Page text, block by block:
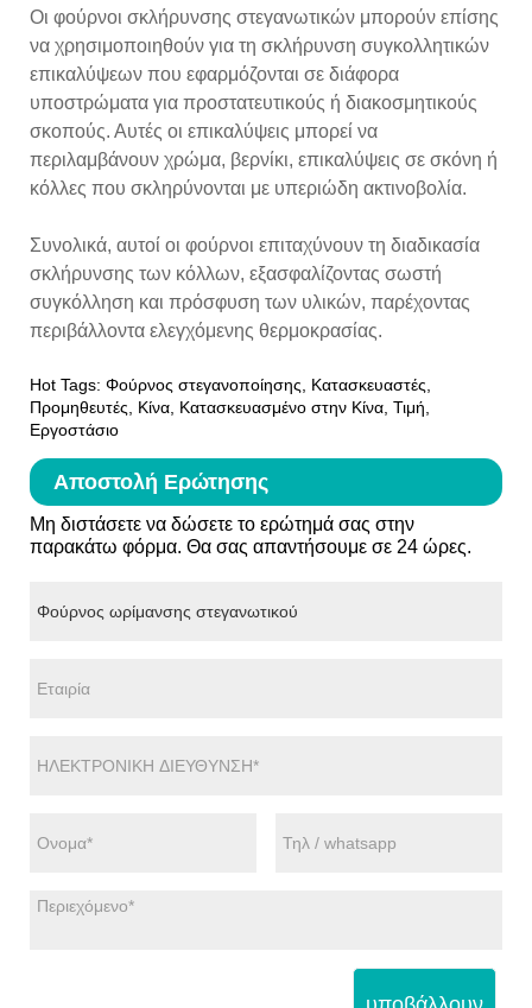
Οι φούρνοι σκλήρυνσης στεγανωτικών μπορούν επίσης
να χρησιμοποιηθούν για τη σκλήρυνση συγκολλητικών
επικαλύψεων που εφαρμόζονται σε διάφορα
υποστρώματα για προστατευτικούς ή διακοσμητικούς
σκοπούς. Αυτές οι επικαλύψεις μπορεί να
περιλαμβάνουν χρώμα, βερνίκι, επικαλύψεις σε σκόνη ή
κόλλες που σκληρύνονται με υπεριώδη ακτινοβολία.
Συνολικά, αυτοί οι φούρνοι επιταχύνουν τη διαδικασία
σκλήρυνσης των κόλλων, εξασφαλίζοντας σωστή
συγκόλληση και πρόσφυση των υλικών, παρέχοντας
περιβάλλοντα ελεγχόμενης θερμοκρασίας.
Hot Tags: Φούρνος στεγανοποίησης, Κατασκευαστές,
Προμηθευτές, Κίνα, Κατασκευασμένο στην Κίνα, Τιμή,
Εργοστάσιο
Αποστολή Ερώτησης
Μη διστάσετε να δώσετε το ερώτημά σας στην
παρακάτω φόρμα. Θα σας απαντήσουμε σε 24 ώρες.